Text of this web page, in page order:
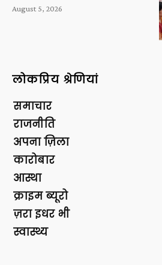
August 5, 2026
लोकप्रिय श्रेणियां
समाचार
राजनीति
अपना ज़िला
कारोबार
आस्था
क्राइम ब्यूरो
ज़रा इधर भी
स्वास्थ्य